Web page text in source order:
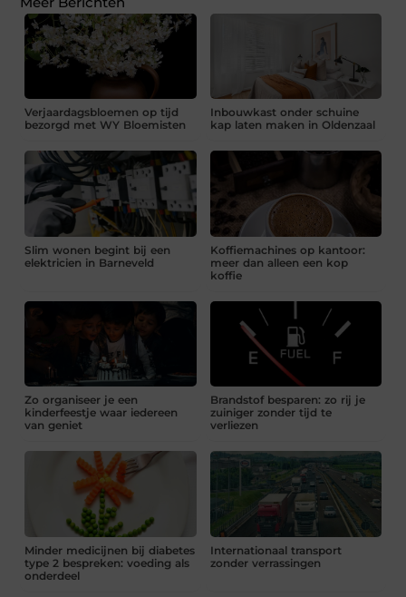
Verjaardagsbloemen op tijd
bezorgd met WY Bloemisten
Inbouwkast onder schuine
kap laten maken in Oldenzaal
Slim wonen begint bij een
elektricien in Barneveld
Koffiemachines op kantoor:
meer dan alleen een kop
koffie
Zo organiseer je een
kinderfeestje waar iedereen
van geniet
Brandstof besparen: zo rij je
zuiniger zonder tijd te
verliezen
Minder medicijnen bij diabetes
type 2 bespreken: voeding als
onderdeel
Internationaal transport
zonder verrassingen